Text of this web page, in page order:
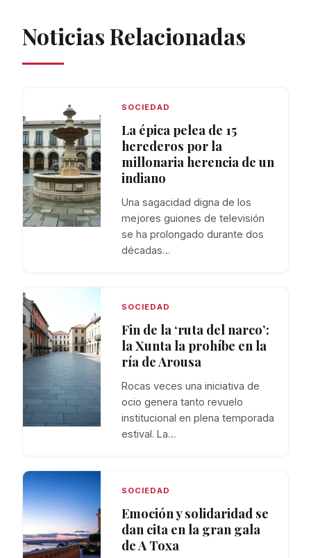
Noticias Relacionadas
SOCIEDAD
La épica pelea de 15
herederos por la
millonaria herencia de un
indiano
Una sagacidad digna de los
mejores guiones de televisión
se ha prolongado durante dos
décadas…
SOCIEDAD
Fin de la ‘ruta del narco’:
la Xunta la prohíbe en la
ría de Arousa
Rocas veces una iniciativa de
ocio genera tanto revuelo
institucional en plena temporada
estival. La…
SOCIEDAD
Emoción y solidaridad se
dan cita en la gran gala
de A Toxa